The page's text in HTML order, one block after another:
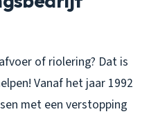
of riolering? Dat is
Vanaf het jaar 1992
met een verstopping